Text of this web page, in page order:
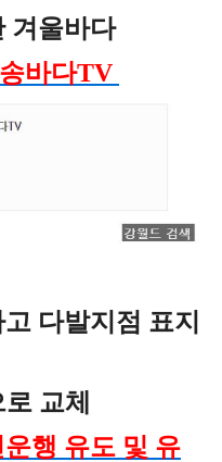
겨울바다
바다TV
다발지점 표지
교체
행 유도 및 유